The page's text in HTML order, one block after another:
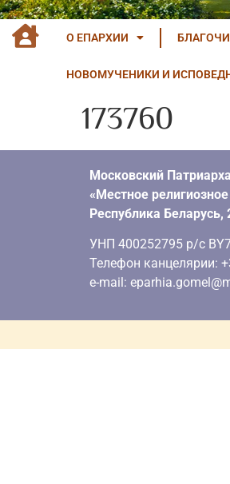
О ЕПАРХИИ
НОВОМУЧЕНИКИ И
173760
Московский
«Местное
Республика
УНП 400252795 р/с
Телефон канцелярии:
e-mail: